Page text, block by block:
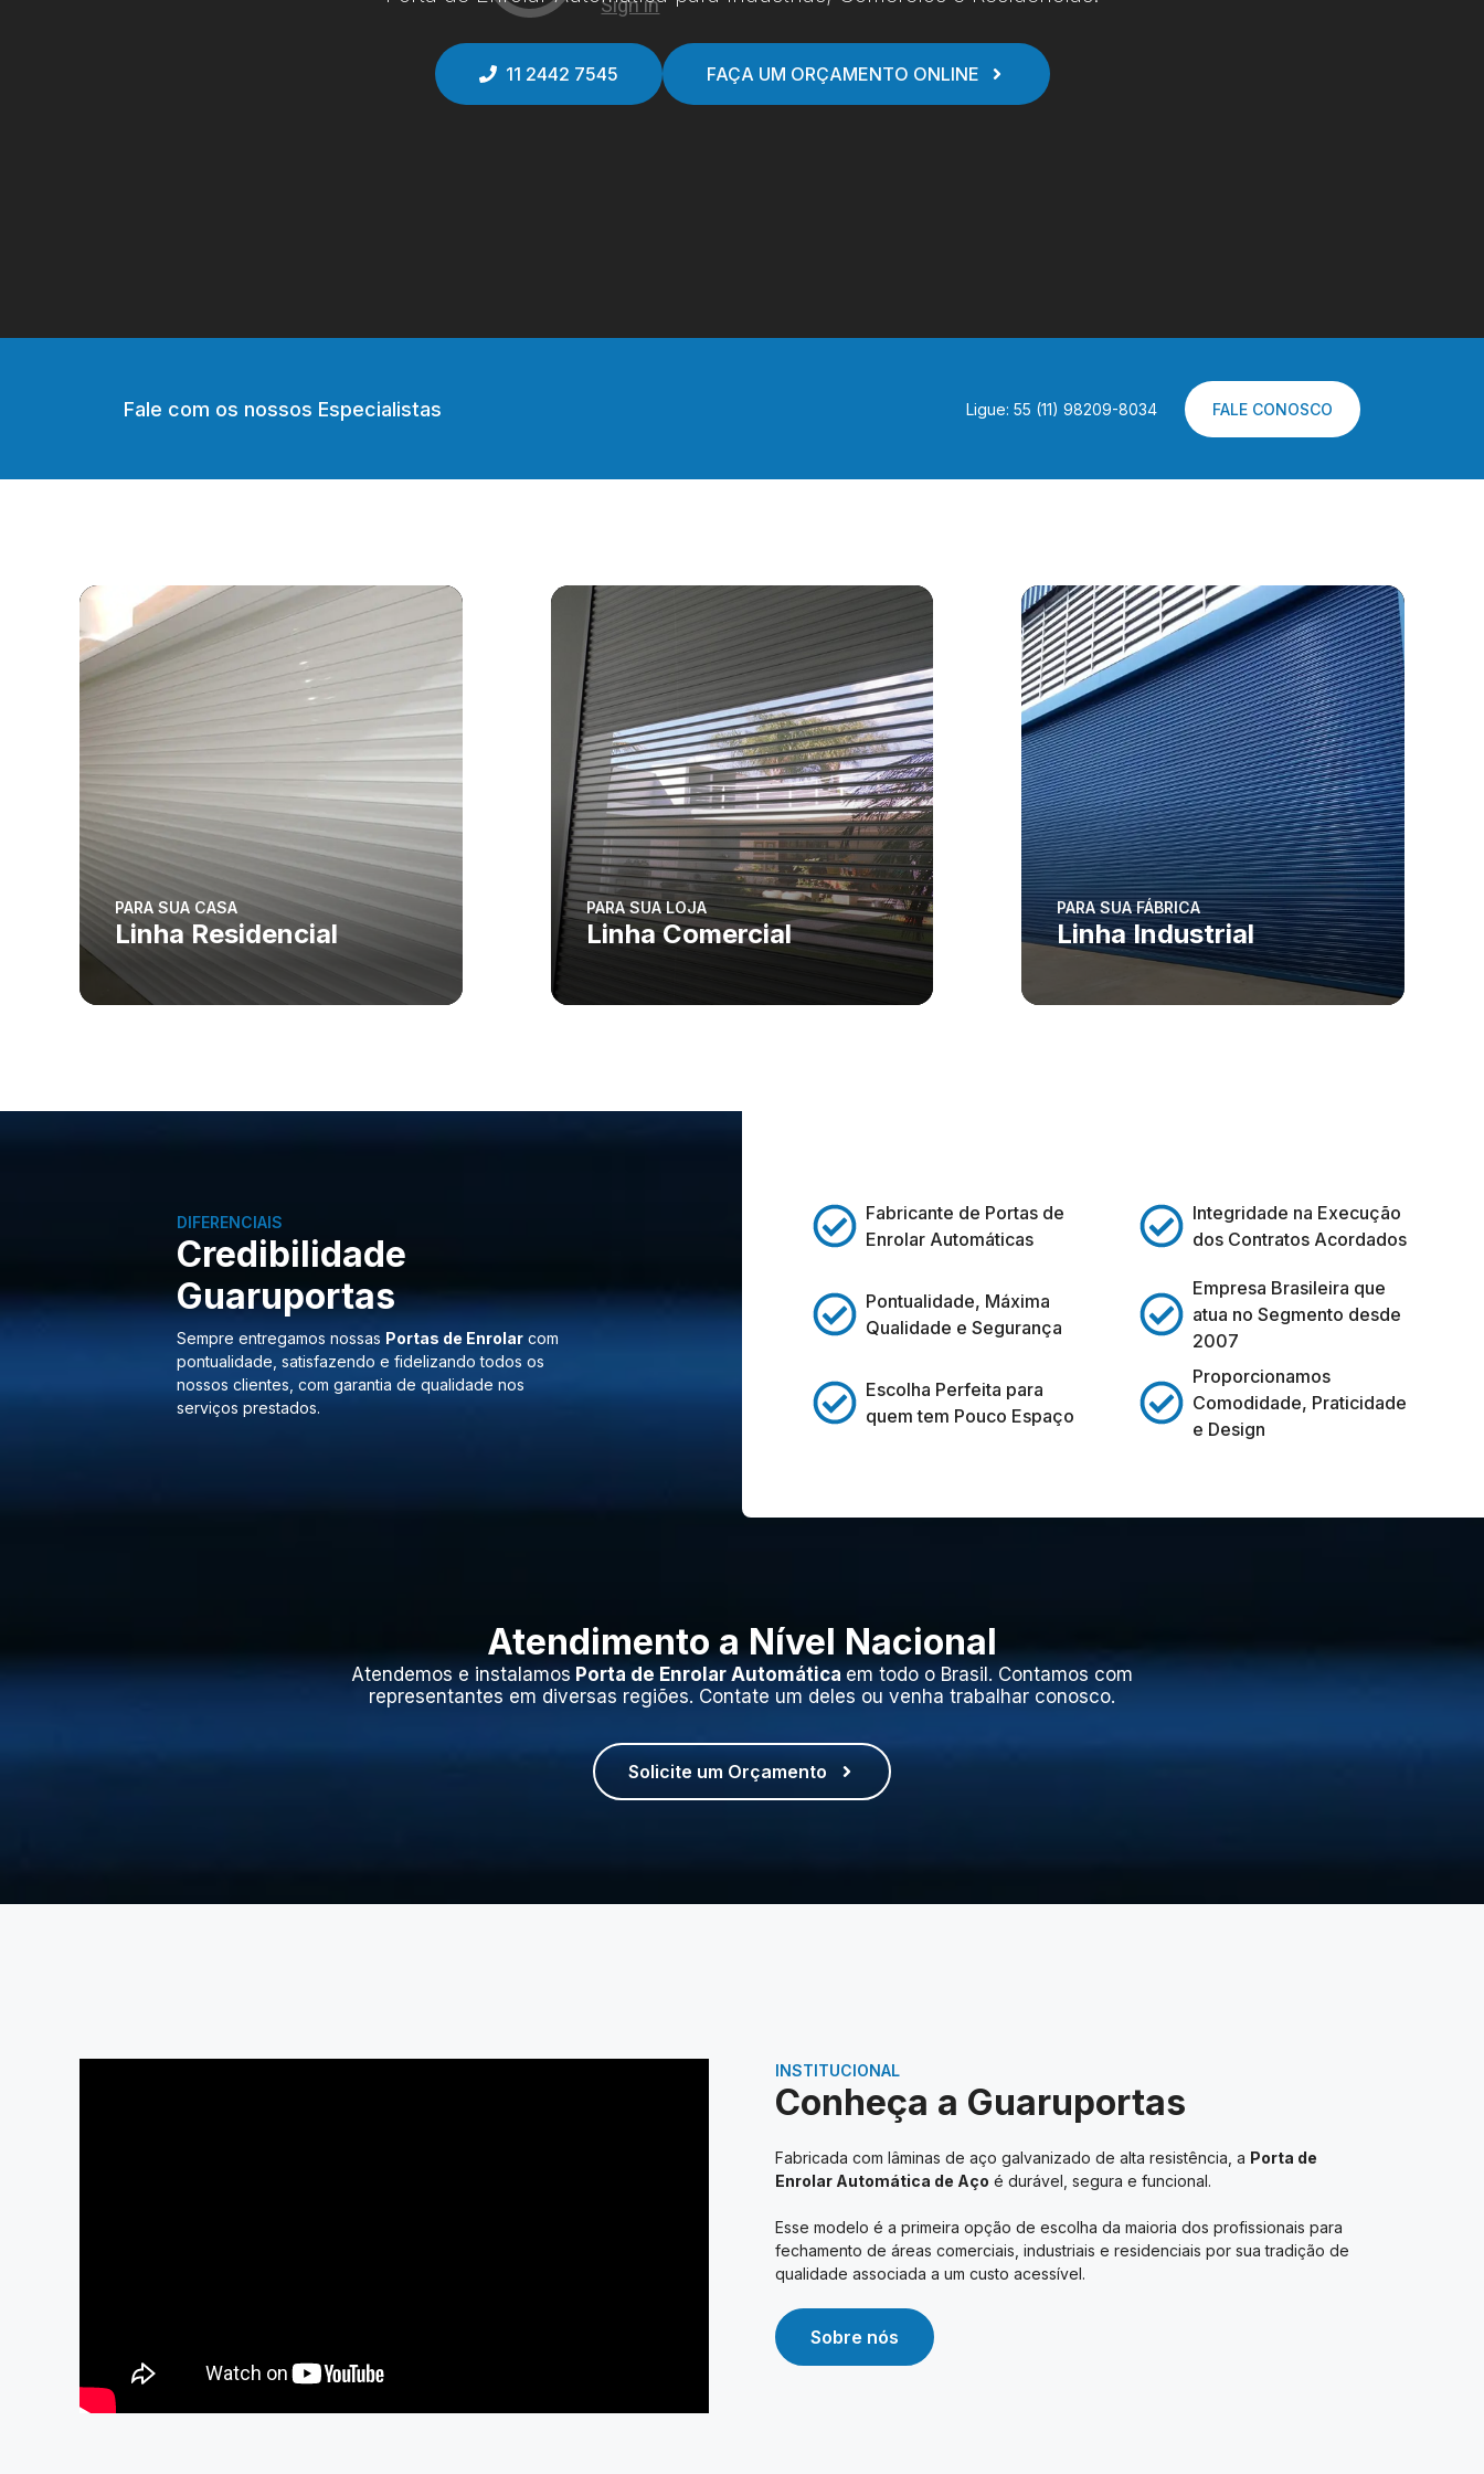
11 2442 7545 FAÇA UM ORÇAMENTO ONLINE
Fale com os nossos Especialistas Ligue: 55 (11) 98209-8034 FALE CONOSCO
PARA SUA CASA
Linha Residencial
PARA SUA LOJA
Linha Comercial
PARA SUA FÁBRICA
Linha Industrial
DIFERENCIAIS
Credibilidade
Guaruportas
Sempre entregamos nossas Portas de Enrolar com
pontualidade, satisfazendo e fidelizando todos os
nossos clientes, com garantia de qualidade nos
serviços prestados.
Fabricante de Portas de
Enrolar Automáticas
Pontualidade, Máxima
Qualidade e Segurança
Escolha Perfeita para
quem tem Pouco Espaço
Integridade na Execução
dos Contratos Acordados
Empresa Brasileira que
atua no Segmento desde
2007
Proporcionamos
Comodidade, Praticidade
e Design
Atendimento a Nível Nacional
Atendemos e instalamos Porta de Enrolar Automática em todo o Brasil. Contamos com
representantes em diversas regiões. Contate um deles ou venha trabalhar conosco.
Solicite um Orçamento
INSTITUCIONAL
Conheça a Guaruportas
Fabricada com lâminas de aço galvanizado de alta resistência, a Porta de
Enrolar Automática de Aço é durável, segura e funcional.
Esse modelo é a primeira opção de escolha da maioria dos profissionais para
fechamento de áreas comerciais, industriais e residenciais por sua tradição de
qualidade associada a um custo acessível.
Sobre nós